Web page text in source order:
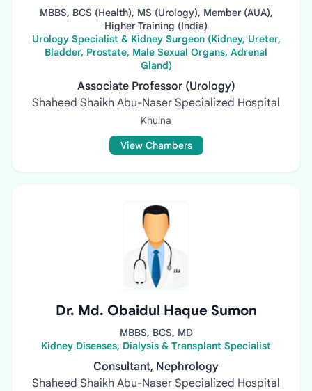
MBBS, BCS (Health), MS (Urology), Member (AUA),
Higher Training (India)
Urology Specialist & Kidney Surgeon (Kidney, Ureter,
Bladder, Prostate, Male Sexual Organs, Adrenal
Gland)
Associate Professor (Urology)
Shaheed Shaikh Abu-Naser Specialized Hospital
Khulna
View Chambers
Dr. Md. Obaidul Haque Sumon
MBBS, BCS, MD
Kidney Diseases, Dialysis & Transplant Specialist
Consultant, Nephrology
Shaheed Shaikh Abu-Naser Specialized Hospital